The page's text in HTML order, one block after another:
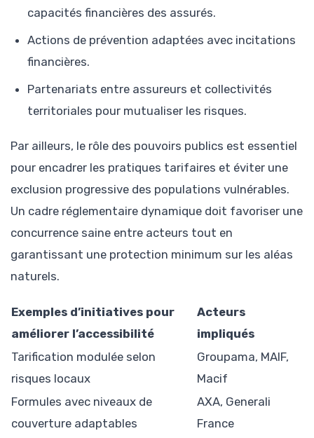
capacités financières des assurés.
Actions de prévention adaptées avec incitations
financières.
Partenariats entre assureurs et collectivités
territoriales pour mutualiser les risques.
Par ailleurs, le rôle des pouvoirs publics est essentiel
pour encadrer les pratiques tarifaires et éviter une
exclusion progressive des populations vulnérables.
Un cadre réglementaire dynamique doit favoriser une
concurrence saine entre acteurs tout en
garantissant une protection minimum sur les aléas
naturels.
Exemples d’initiatives pour
améliorer l’accessibilité
Acteurs
impliqués
Tarification modulée selon
risques locaux
Groupama, MAIF,
Macif
Formules avec niveaux de
couverture adaptables
AXA, Generali
France